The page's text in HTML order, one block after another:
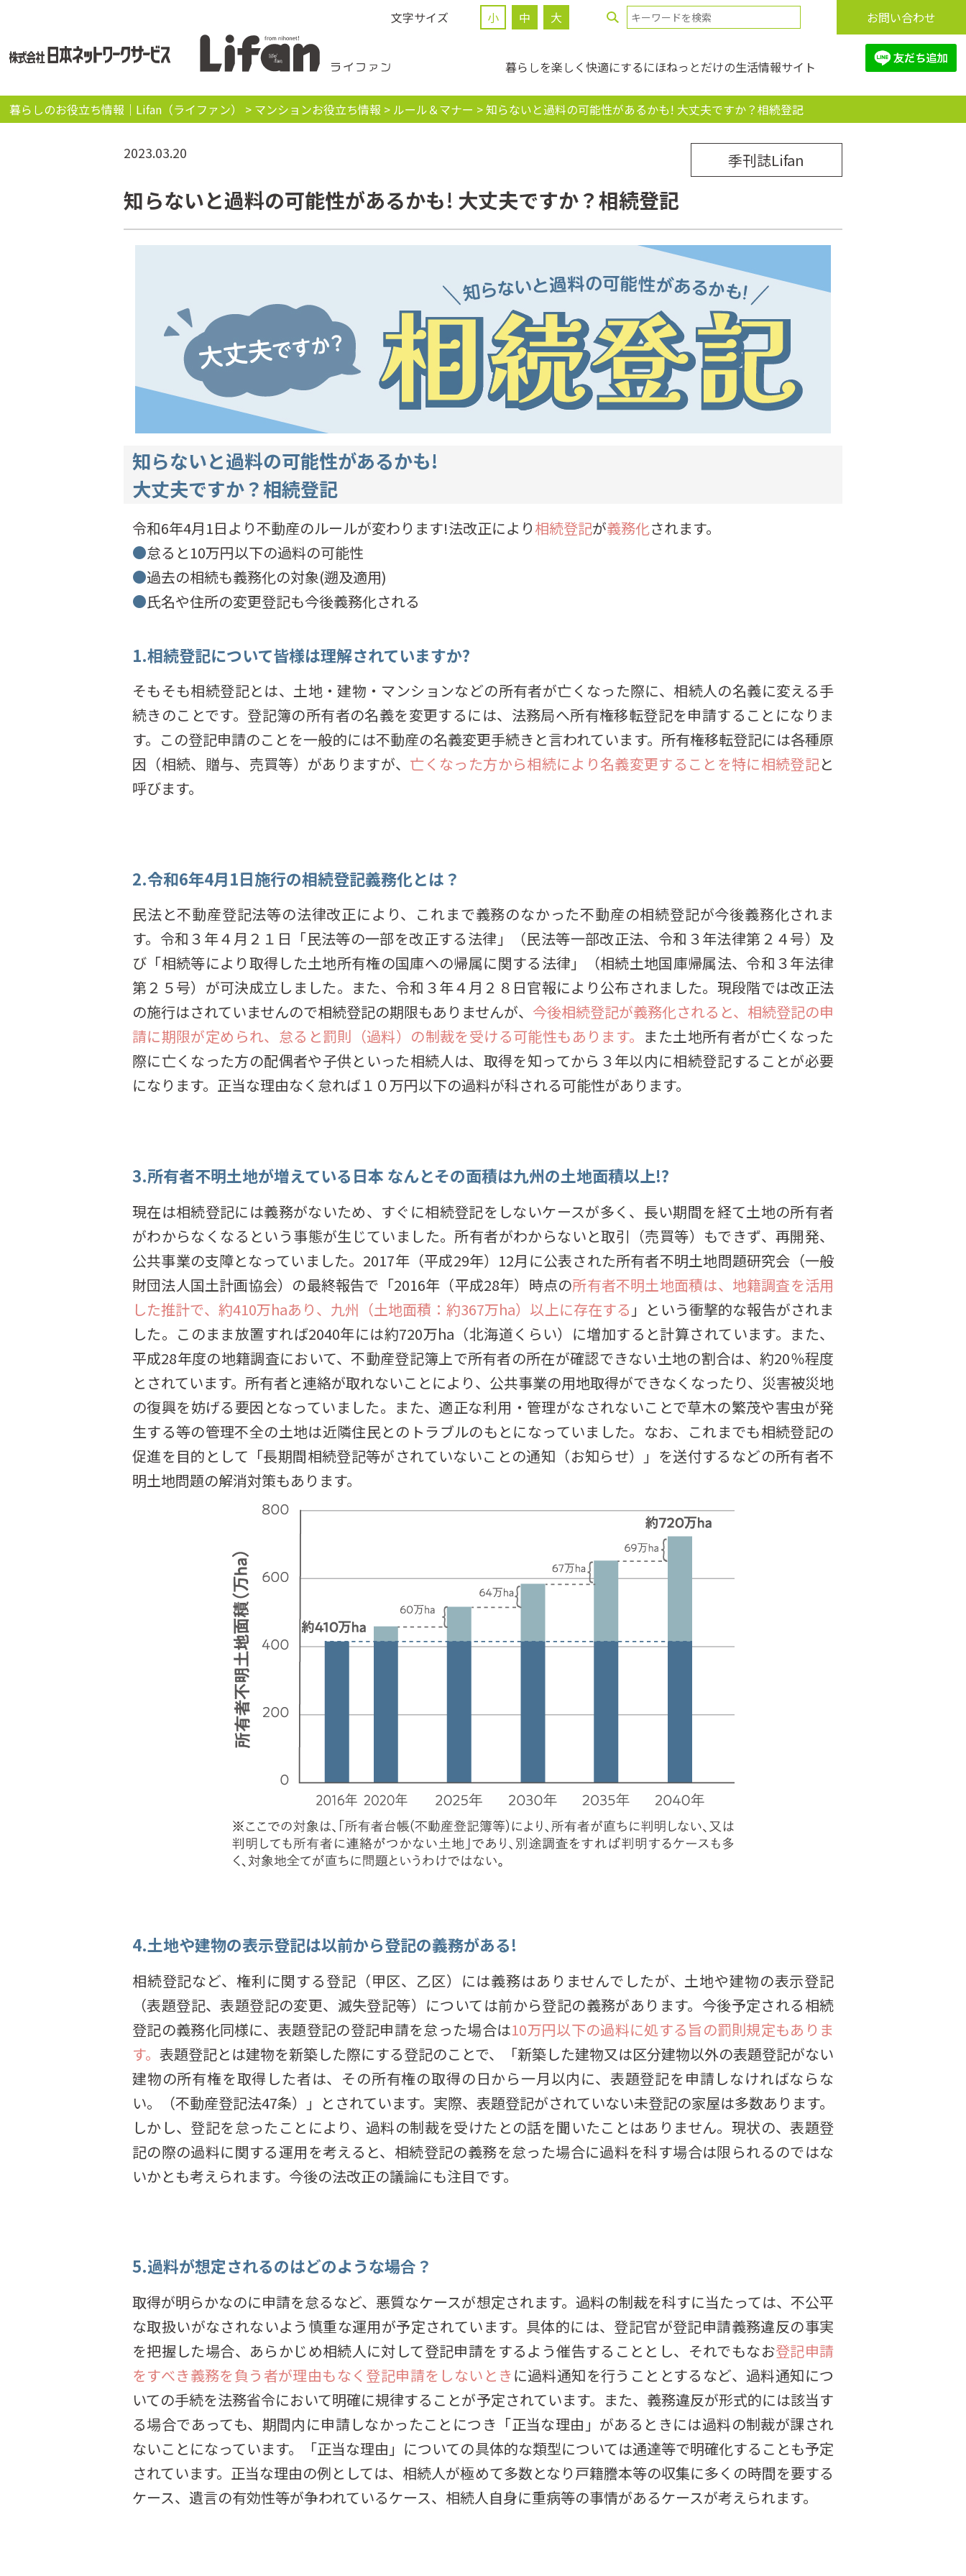
文字サイズ 小 中 大 お問い合わせ
暮らしを楽しく快適にするにほねっとだけの生活情報サイト
暮らしのお役立ち情報｜Lifan（ライファン） > マンションお役立ち情報 > ルール＆マナー >知らないと過料の可能性があるかも! 大丈夫ですか？相続登記
2023.03.20 季刊誌Lifan
知らないと過料の可能性があるかも! 大丈夫ですか？相続登記
知らないと過料の可能性があるかも!
大丈夫ですか？相続登記
令和6年4月1日より不動産のルールが変わります!法改正により相続登記が義務化されます。
●怠ると10万円以下の過料の可能性
●過去の相続も義務化の対象(遡及適用)
●氏名や住所の変更登記も今後義務化される
1.相続登記について皆様は理解されていますか?
そもそも相続登記とは、土地・建物・マンションなどの所有者が亡くなった際に、相続人の名義に変える手
続きのことです。登記簿の所有者の名義を変更するには、法務局へ所有権移転登記を申請することになりま
す。この登記申請のことを一般的には不動産の名義変更手続きと言われています。所有権移転登記には各種原
因（相続、贈与、売買等）がありますが、 亡くなった方から相続により名義変更することを特に相続登記と
呼びます。
2.令和6年4月1日施行の相続登記義務化とは？
民法と不動産登記法等の法律改正により、これまで義務のなかった不動産の相続登記が今後義務化されま
す。令和３年４月２１日「民法等の一部を改正する法律」（民法等一部改正法、令和３年法律第２４号）及
び「相続等により取得した土地所有権の国庫への帰属に関する法律」（相続土地国庫帰属法、令和３年法律
第２５号）が可決成立しました。また、令和３年４月２８日官報により公布されました。現段階では改正法
の施行はされていませんので相続登記の期限もありませんが、 今後相続登記が義務化されると、相続登記の申
請に期限が定められ、怠ると罰則（過料）の制裁を受ける可能性もあります。 また土地所有者が亡くなった
際に亡くなった方の配偶者や子供といった相続人は、取得を知ってから３年以内に相続登記することが必要
になります。正当な理由なく怠れば１０万円以下の過料が科される可能性があります。
3.所有者不明土地が増えている日本 なんとその面積は九州の土地面積以上!?
現在は相続登記には義務がないため、すぐに相続登記をしないケースが多く、長い期間を経て土地の所有者
がわからなくなるという事態が生じていました。所有者がわからないと取引（売買等）もできず、再開発、
公共事業の支障となっていました。2017年（平成29年）12月に公表された所有者不明土地問題研究会（一般
財団法人国土計画協会）の最終報告で「2016年（平成28年）時点の所有者不明土地面積は、地籍調査を活用
した推計で、約410万haあり、九州（土地面積：約367万ha）以上に存在する 」という衝撃的な報告がされま
した。このまま放置すれば2040年には約720万ha（北海道くらい）に増加すると計算されています。また、
平成28年度の地籍調査において、不動産登記簿上で所有者の所在が確認できない土地の割合は、約20％程度
とされています。所有者と連絡が取れないことにより、公共事業の用地取得ができなくなったり、災害被災地
の復興を妨げる要因となっていました。また、適正な利用・管理がなされないことで草木の繁茂や害虫が発
生する等の管理不全の土地は近隣住民とのトラブルのもとになっていました。なお、これまでも相続登記の
促進を目的として「長期間相続登記等がされていないことの通知（お知らせ）」を送付するなどの所有者不
明土地問題の解消対策もあります。
4.土地や建物の表示登記は以前から登記の義務がある!
相続登記など、権利に関する登記（甲区、乙区）には義務はありませんでしたが、土地や建物の表示登記
（表題登記、表題登記の変更、滅失登記等）については前から登記の義務があります。今後予定される相続
登記の義務化同様に、表題登記の登記申請を怠った場合は10万円以下の過料に処する旨の罰則規定もありま
す。 表題登記とは建物を新築した際にする登記のことで、「新築した建物又は区分建物以外の表題登記がない
建物の所有権を取得した者は、その所有権の取得の日から一月以内に、表題登記を申請しなければならな
い。（不動産登記法47条）」とされています。実際、表題登記がされていない未登記の家屋は多数あります。
しかし、登記を怠ったことにより、過料の制裁を受けたとの話を聞いたことはありません。現状の、表題登
記の際の過料に関する運用を考えると、相続登記の義務を怠った場合に過料を科す場合は限られるのではな
いかとも考えられます。今後の法改正の議論にも注目です。
5.過料が想定されるのはどのような場合？
取得が明らかなのに申請を怠るなど、悪質なケースが想定されます。過料の制裁を科すに当たっては、不公平
な取扱いがなされないよう慎重な運用が予定されています。具体的には、登記官が登記申請義務違反の事実
を把握した場合、あらかじめ相続人に対して登記申請をするよう催告することとし、それでもなお登記申請
をすべき義務を負う者が理由もなく登記申請をしないときに過料通知を行うこととするなど、過料通知につ
いての手続を法務省令において明確に規律することが予定されています。また、義務違反が形式的には該当す
る場合であっても、期間内に申請しなかったことにつき「正当な理由」があるときには過料の制裁が課され
ないことになっています。「正当な理由」についての具体的な類型については通達等で明確化することも予定
されています。正当な理由の例としては、相続人が極めて多数となり戸籍謄本等の収集に多くの時間を要する
ケース、遺言の有効性等が争われているケース、相続人自身に重病等の事情があるケースが考えられます。